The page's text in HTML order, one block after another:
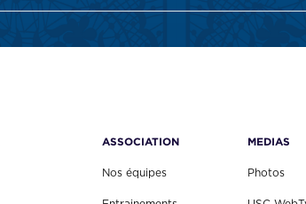
ASSOCIATION
Nos équipes
MEDIAS
Photos